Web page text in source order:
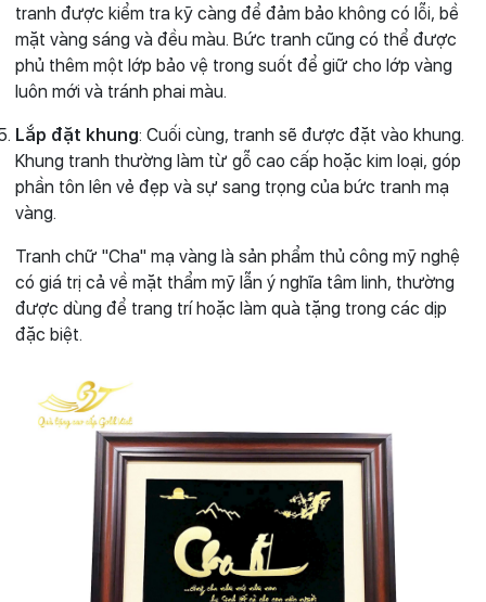
tranh được kiểm tra kỹ càng để đảm bảo không có lỗi, bề
mặt vàng sáng và đều màu. Bức tranh cũng có thể được
phủ thêm một lớp bảo vệ trong suốt để giữ cho lớp vàng
luôn mới và tránh phai màu.
Lắp đặt khung: Cuối cùng, tranh sẽ được đặt vào khung.
Khung tranh thường làm từ gỗ cao cấp hoặc kim loại, góp
phần tôn lên vẻ đẹp và sự sang trọng của bức tranh mạ
vàng.
Tranh chữ "Cha" mạ vàng là sản phẩm thủ công mỹ nghệ
có giá trị cả về mặt thẩm mỹ lẫn ý nghĩa tâm linh, thường
được dùng để trang trí hoặc làm quà tặng trong các dịp
đặc biệt.